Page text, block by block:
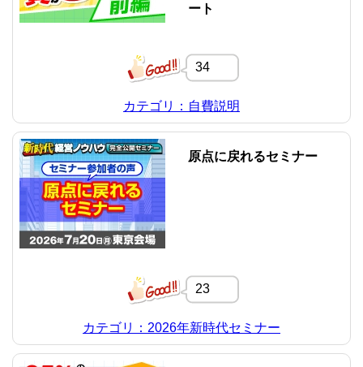
ート
34
カテゴリ：自費説明
原点に戻れるセミナー
23
カテゴリ：2026年新時代セミナー